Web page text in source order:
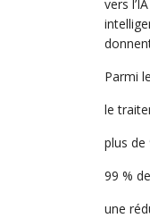
vers
Parmi
le
plus de
99 %
une